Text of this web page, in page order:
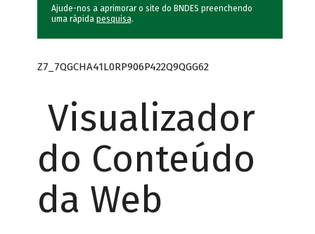
Ajude-nos a aprimorar o site do BNDES preenchendo
uma rápida pesquisa.
Z7_7QGCHA41L0RP906P422Q9QGG62
Visualizador
do Conteúdo
da Web